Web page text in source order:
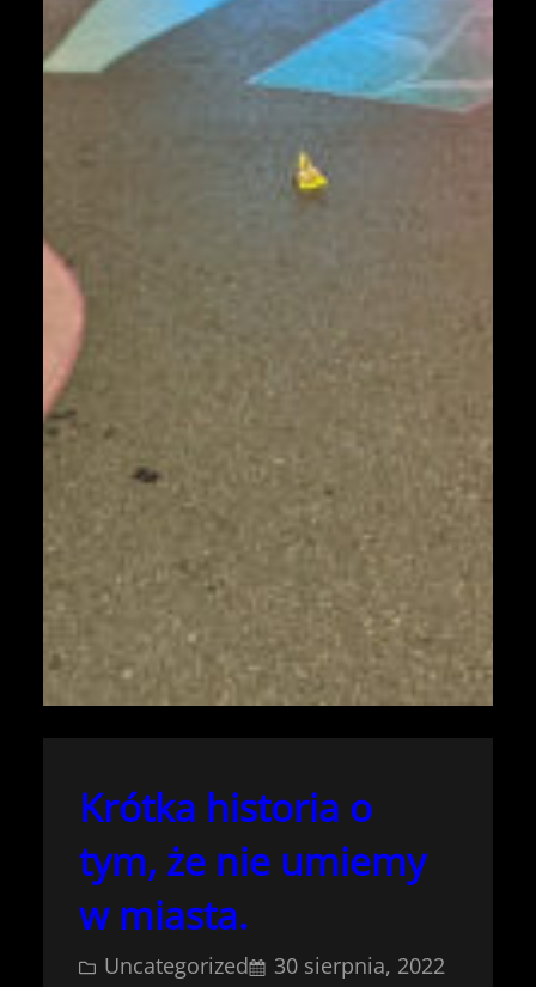
Krótka historia o
tym, że nie umiemy
w miasta.
Uncategorized
30 sierpnia, 2022